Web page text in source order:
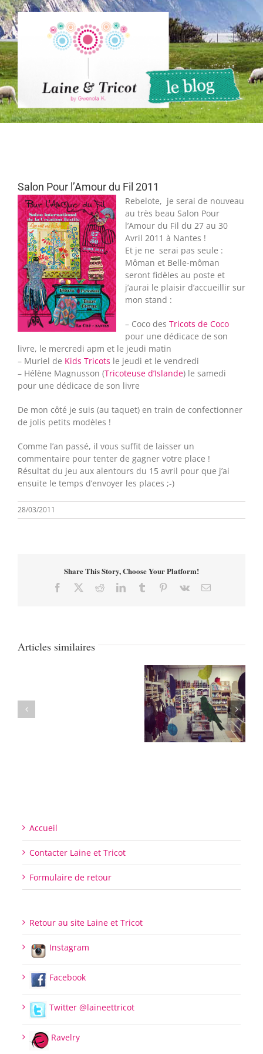
Passer
au
contenu
Salon Pour l’Amour du Fil 2011
Rebelote, je serai de nouveau
au très beau Salon Pour
l’Amour du Fil du 27 au 30
Avril 2011 à Nantes !
Et je ne serai pas seule :
Môman et Belle-môman
seront fidèles au poste et
j’aurai le plaisir d’accueillir sur
mon stand :
– Coco des Tricots de Coco
pour une dédicace de son
livre, le mercredi apm et le jeudi matin
– Muriel de Kids Tricots le jeudi et le vendredi
– Hélène Magnusson (Tricoteuse d’Islande) le samedi
pour une dédicace de son livre
De mon côté je suis (au taquet) en train de confectionner
de jolis petits modèles !
Comme l’an passé, il vous suffit de laisser un
commentaire pour tenter de gagner votre place !
Résultat du jeu aux alentours du 15 avril pour que j’ai
ensuite le temps d’envoyer les places ;-)
28/03/2011
Share This Story, Choose Your Platform!
Facebook RedditLinkedInTumblr Pinterest
Vk Email
Articles similaires
Accueil
Contacter Laine et Tricot
Formulaire de retour
Retour au site Laine et Tricot
Instagram
Facebook
Twitter @laineettricot
Ravelry